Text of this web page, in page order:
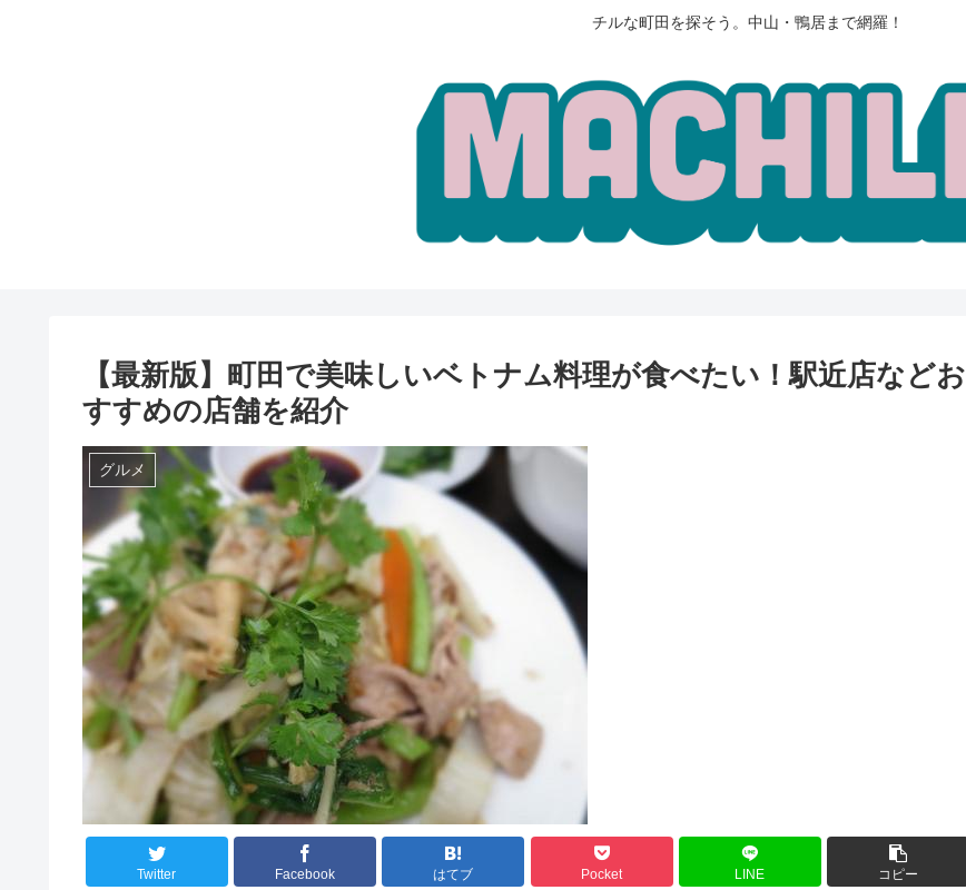
チルな町田を探そう。中山・鴨居まで網羅！
【最新版】町田で美味しいベトナム料理が食べたい！駅近店などお
すすめの店舗を紹介
グルメ
Twitter Facebook はてブ Pocket LINE コピー